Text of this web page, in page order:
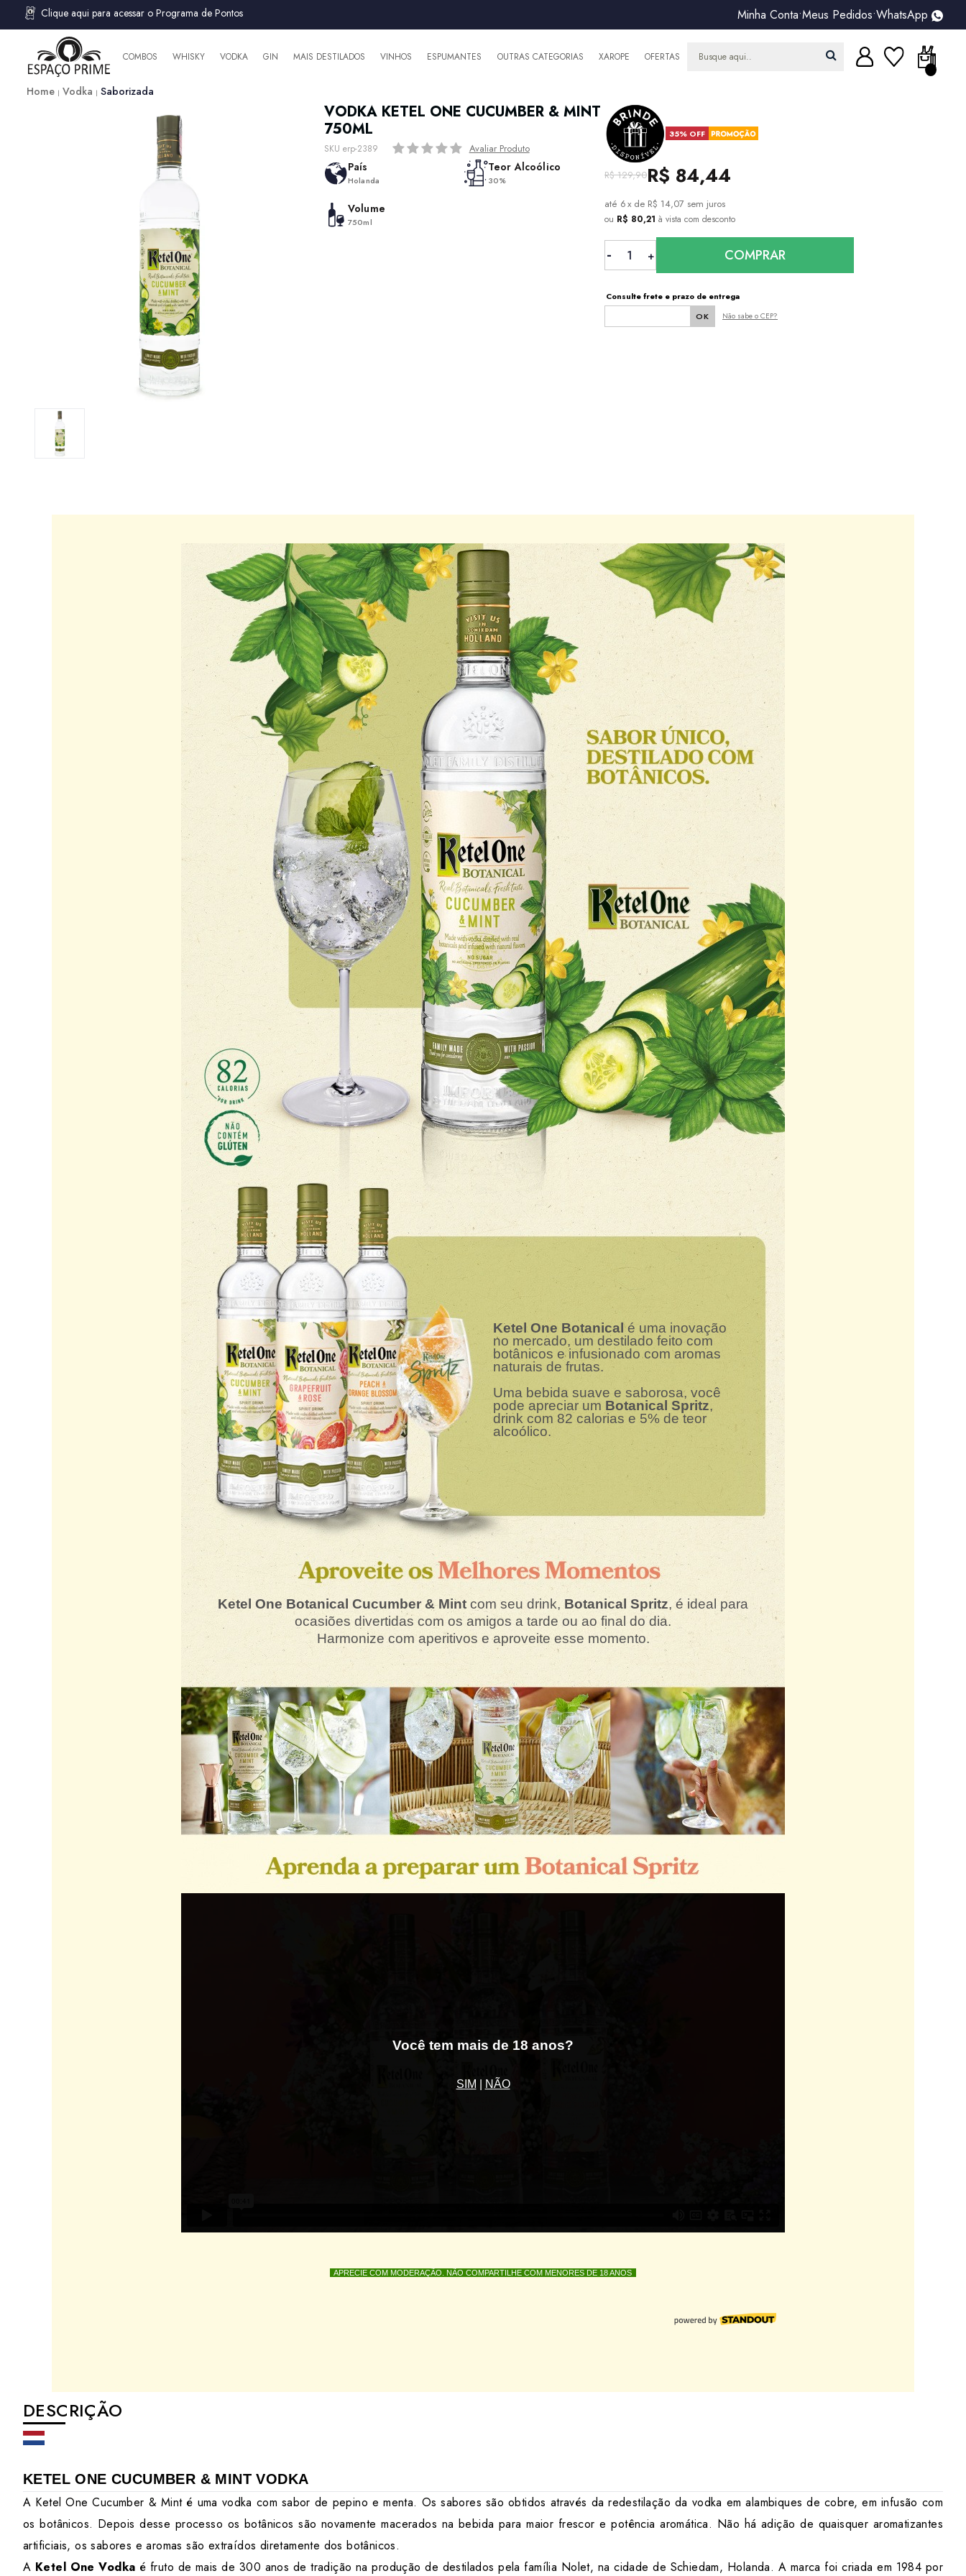
Clique aqui para acessar o Programa de Pontos Minha Conta•Meus Pedidos•WhatsApp
COMBOS WHISKY VODKA GIN MAIS DESTILADOS VINHOS ESPUMANTES OUTRAS CATEGORIAS XAROPE OFERTAS
Home Vodka Saborizada
VODKA KETEL ONE CUCUMBER & MINT
750ML
SKU erp-2389 Avaliar Produto
País
Holanda
Teor Alcoólico
30%
Volume
750ml
35% OFF
R$ 129,90R$ 84,44
6x de R$ 14,07 sem juros
ou R$ 80,21 à vista com desconto
COMPRAR
Consulte frete e prazo de entrega
Não sabe o CEP?
DESCRIÇÃO
KETEL ONE CUCUMBER & MINT VODKA
A Ketel One Cucumber & Mint é uma vodka com sabor de pepino e menta. Os sabores são obtidos através da redestilação da vodka em alambiques de cobre, em infusão com
os botânicos. Depois desse processo os botânicos são novamente macerados na bebida para maior frescor e potência aromática. Não há adição de quaisquer aromatizantes
artificiais, os sabores e aromas são extraídos diretamente dos botânicos.
A Ketel One Vodka é fruto de mais de 300 anos de tradição na produção de destilados pela família Nolet, na cidade de Schiedam, Holanda. A marca foi criada em 1984 por